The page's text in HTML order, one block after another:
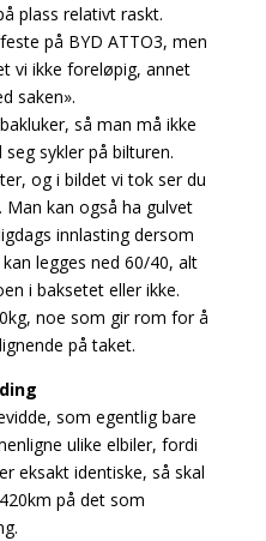
plass relativt raskt.
på BYD ATTO3, men
vi ikke foreløpig, annet
saken».
så man må ikke
sykler på bilturen.
og i bildet vi tok ser du
kan også ha gulvet
innlasting dersom
legges ned 60/40, alt
i baksetet eller ikke.
noe som gir rom for å
på taket.
som egentlig bare
ulike elbiler, fordi
eksakt identiske, så skal
på det som